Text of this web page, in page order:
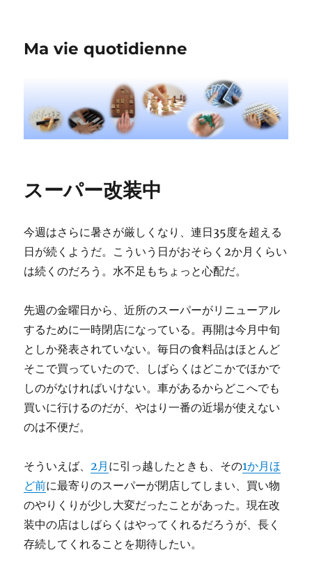
Ma vie quotidienne
スーパー改装中
今週はさらに暑さが厳しくなり、連日35度を超える
日が続くようだ。こういう日がおそらく2か月くらい
は続くのだろう。水不足もちょっと心配だ。
先週の金曜日から、近所のスーパーがリニューアル
するために一時閉店になっている。再開は今月中旬
としか発表されていない。毎日の食料品はほとんど
そこで買っていたので、しばらくはどこかでほかで
しのがなければいけない。車があるからどこへでも
買いに行けるのだが、やはり一番の近場が使えない
のは不便だ。
そういえば、2月 に引っ越したときも、その1か月ほ
ど前に最寄りのスーパーが閉店してしまい、買い物
のやりくりが少し大変だったことがあった。現在改
装中の店はしばらくはやってくれるだろうが、長く
存続してくれることを期待したい。